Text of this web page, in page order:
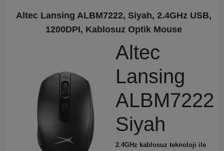
Altec Lansing ALBM7222, Siyah, 2.4GHz USB,
1200DPI, Kablosuz Optik Mouse
Altec
Lansing
ALBM7222
Siyah
2.4GHz kablosuz teknoloji ile